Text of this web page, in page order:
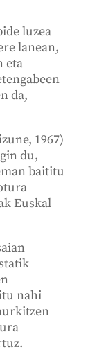
luzea
lanean,
eta
da,
1967)
du,
baititu
Euskal
nahi